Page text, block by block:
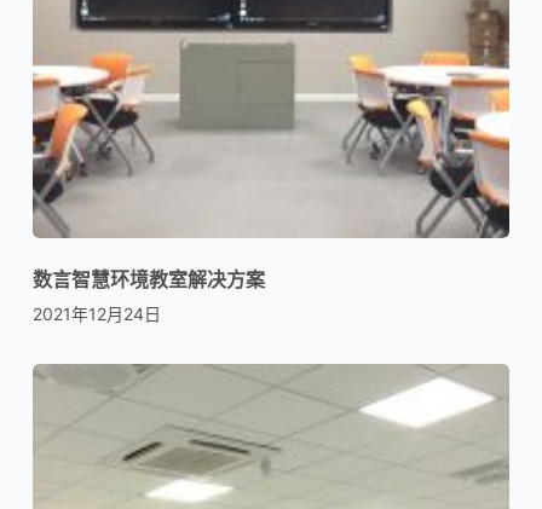
数言智慧环境教室解决方案
2021年12月24日